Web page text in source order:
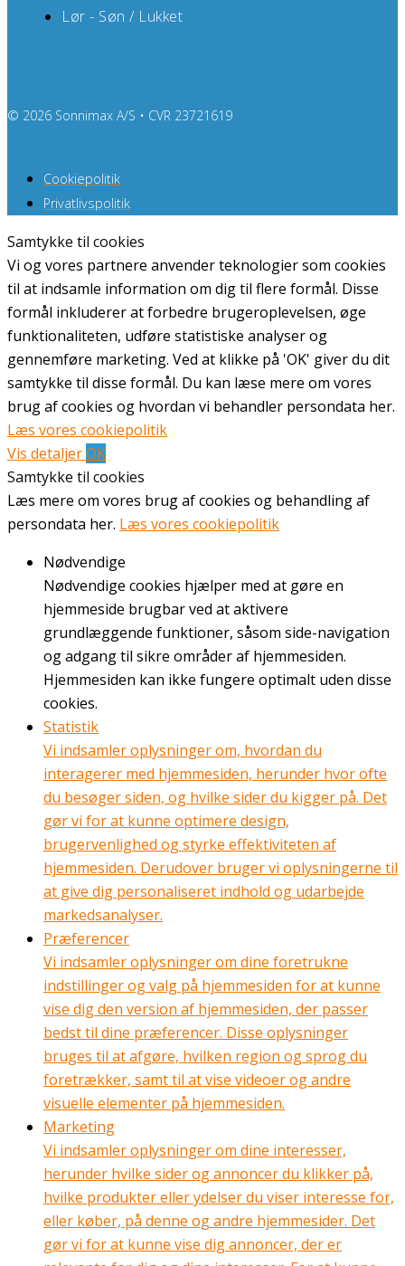
Lør - Søn / Lukket
© 2026 Sonnimax A/S • CVR 23721619
Cookiepolitik
Privatlivspolitik
Samtykke til cookies
Vi og vores partnere anvender teknologier som cookies
til at indsamle information om dig til flere formål. Disse
formål inkluderer at forbedre brugeroplevelsen, øge
funktionaliteten, udføre statistiske analyser og
gennemføre marketing. Ved at klikke på 'OK' giver du dit
samtykke til disse formål. Du kan læse mere om vores
brug af cookies og hvordan vi behandler persondata her.
Læs vores cookiepolitik
Vis detaljerOK
Samtykke til cookies
Læs mere om vores brug af cookies og behandling af
persondata her. Læs vores cookiepolitik
Nødvendige
Nødvendige cookies hjælper med at gøre en
hjemmeside brugbar ved at aktivere
grundlæggende funktioner, såsom side-navigation
og adgang til sikre områder af hjemmesiden.
Hjemmesiden kan ikke fungere optimalt uden disse
cookies.
Statistik
Vi indsamler oplysninger om, hvordan du
interagerer med hjemmesiden, herunder hvor ofte
du besøger siden, og hvilke sider du kigger på. Det
gør vi for at kunne optimere design,
brugervenlighed og styrke effektiviteten af
hjemmesiden. Derudover bruger vi oplysningerne til
at give dig personaliseret indhold og udarbejde
markedsanalyser.
Præferencer
Vi indsamler oplysninger om dine foretrukne
indstillinger og valg på hjemmesiden for at kunne
vise dig den version af hjemmesiden, der passer
bedst til dine præferencer. Disse oplysninger
bruges til at afgøre, hvilken region og sprog du
foretrækker, samt til at vise videoer og andre
visuelle elementer på hjemmesiden.
Marketing
Vi indsamler oplysninger om dine interesser,
herunder hvilke sider og annoncer du klikker på,
hvilke produkter eller ydelser du viser interesse for,
eller køber, på denne og andre hjemmesider. Det
gør vi for at kunne vise dig annoncer, der er